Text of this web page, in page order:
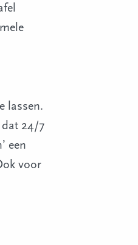
lassen.
dat 24/7
een
voor